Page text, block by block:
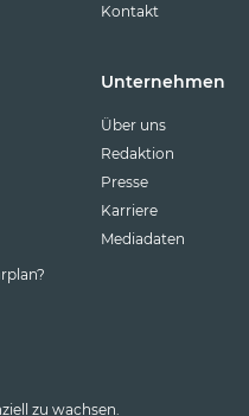
Kontakt
Unternehmen
Über uns
Redaktion
Presse
Karriere
Mediadaten
zu wachsen.